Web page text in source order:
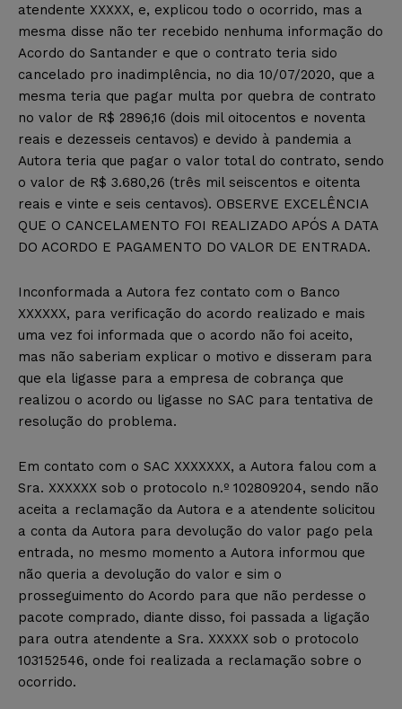
atendente XXXXX, e, explicou todo o ocorrido, mas a
mesma disse não ter recebido nenhuma informação do
Acordo do Santander e que o contrato teria sido
cancelado pro inadimplência, no dia 10/07/2020, que a
mesma teria que pagar multa por quebra de contrato
no valor de R$ 2896,16 (dois mil oitocentos e noventa
reais e dezesseis centavos) e devido à pandemia a
Autora teria que pagar o valor total do contrato, sendo
o valor de R$ 3.680,26 (três mil seiscentos e oitenta
reais e vinte e seis centavos). OBSERVE EXCELÊNCIA
QUE O CANCELAMENTO FOI REALIZADO APÓS A DATA
DO ACORDO E PAGAMENTO DO VALOR DE ENTRADA.
Inconformada a Autora fez contato com o Banco
XXXXXX, para verificação do acordo realizado e mais
uma vez foi informada que o acordo não foi aceito,
mas não saberiam explicar o motivo e disseram para
que ela ligasse para a empresa de cobrança que
realizou o acordo ou ligasse no SAC para tentativa de
resolução do problema.
Em contato com o SAC XXXXXXX, a Autora falou com a
Sra. XXXXXX sob o protocolo n.º 102809204, sendo não
aceita a reclamação da Autora e a atendente solicitou
a conta da Autora para devolução do valor pago pela
entrada, no mesmo momento a Autora informou que
não queria a devolução do valor e sim o
prosseguimento do Acordo para que não perdesse o
pacote comprado, diante disso, foi passada a ligação
para outra atendente a Sra. XXXXX sob o protocolo
103152546, onde foi realizada a reclamação sobre o
ocorrido.